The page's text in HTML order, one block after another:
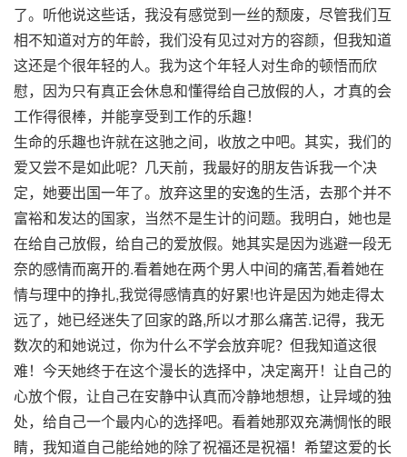
了。听他说这些话，我没有感觉到一丝的颓废，尽管我们互
相不知道对方的年龄，我们没有见过对方的容颜，但我知道
这还是个很年轻的人。我为这个年轻人对生命的顿悟而欣
慰，因为只有真正会休息和懂得给自己放假的人，才真的会
工作得很棒，并能享受到工作的乐趣！
生命的乐趣也许就在这驰之间，收放之中吧。其实，我们的
爱又尝不是如此呢？几天前，我最好的朋友告诉我一个决
定，她要出国一年了。放弃这里的安逸的生活，去那个并不
富裕和发达的国家，当然不是生计的问题。我明白，她也是
在给自己放假，给自己的爱放假。她其实是因为逃避一段无
奈的感情而离开的.看着她在两个男人中间的痛苦,看着她在
情与理中的挣扎,我觉得感情真的好累!也许是因为她走得太
远了，她已经迷失了回家的路,所以才那么痛苦.记得，我无
数次的和她说过，你为什么不学会放弃呢？但我知道这很
难！今天她终于在这个漫长的选择中，决定离开！让自己的
心放个假，让自己在安静中认真而冷静地想想，让异域的独
处，给自己一个最内心的选择吧。看着她那双充满惆怅的眼
睛，我知道自己能给她的除了祝福还是祝福！希望这爱的长